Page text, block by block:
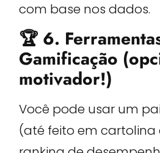
com base nos dados.
🏆 6.
Gamificação
motivador!)
Você pode usar um
(até feito em